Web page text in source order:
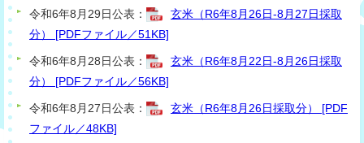
令和6年8月29日公表：
玄米（R6年8月26日-8月27日採取
分） [PDFファイル／51KB]
令和6年8月28日公表：
玄米（R6年8月22日-8月26日採取
分） [PDFファイル／56KB]
令和6年8月27日公表：
玄米（R6年8月26日採取分） [PDF
ファイル／48KB]